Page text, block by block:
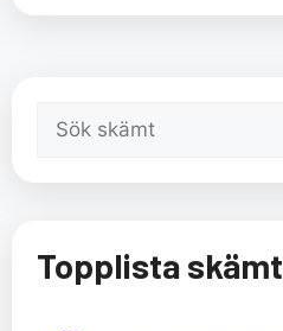
Sök
Topplista skämt